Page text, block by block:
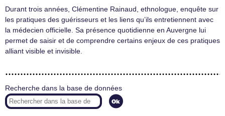
Durant trois années, Clémentine Rainaud, ethnologue, enquête sur
les pratiques des guérisseurs et les liens qu’ils entretiennent avec
la médecien officielle. Sa présence quotidienne en Auvergne lui
permet de saisir et de comprendre certains enjeux de ces pratiques
alliant visible et invisible.
Recherche dans la base de données